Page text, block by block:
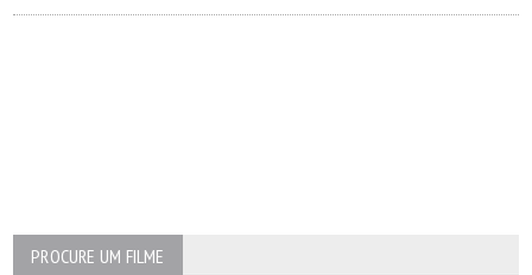
PROCURE UM FILME